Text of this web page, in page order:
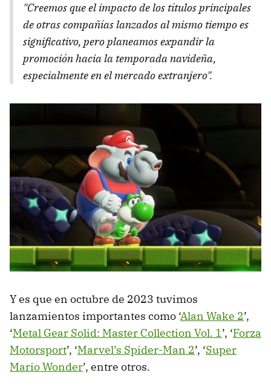
"Creemos que el impacto de los títulos principales
de otras compañías lanzados al mismo tiempo es
significativo, pero planeamos expandir la
promoción hacia la temporada navideña,
especialmente en el mercado extranjero".
Y es que en octubre de 2023 tuvimos
lanzamientos importantes como ‘Alan Wake 2’,
‘Metal Gear Solid: Master Collection Vol. 1’, ‘Forza
Motorsport’, ‘Marvel’s Spider-Man 2’, ‘Super
Mario Wonder’, entre otros.